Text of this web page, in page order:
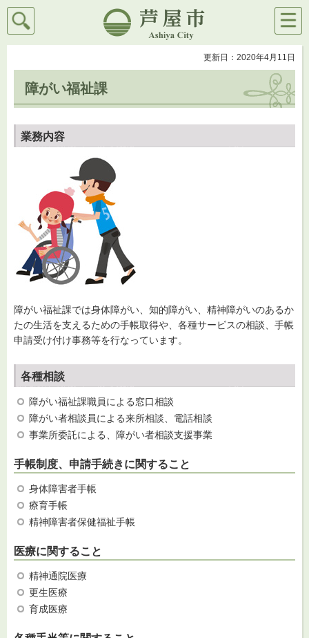
芦屋市
検索
メニ
ュー
更新日：2020年4月11日
障がい福祉課
業務内容
障がい福祉課では身体障がい、知的障がい、精神障がいのあるか
たの生活を支えるための手帳取得や、各種サービスの相談、手帳
申請受け付け事務等を行なっています。
各種相談
障がい福祉課職員による窓口相談
障がい者相談員による来所相談、電話相談
事業所委託による、障がい者相談支援事業
手帳制度、申請手続きに関すること
身体障害者手帳
療育手帳
精神障害者保健福祉手帳
医療に関すること
精神通院医療
更生医療
育成医療